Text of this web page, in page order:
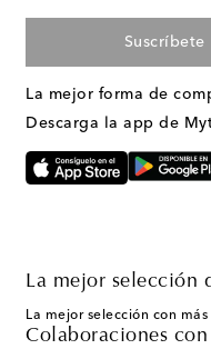
Suscríbete
La mejor forma de
Descarga la app de
La mejor selección
La mejor selección con
Colaboraciones